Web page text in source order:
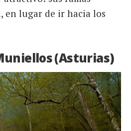
en lugar de ir hacia los
(Asturias)